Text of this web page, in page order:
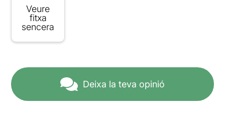
Veure
fitxa
sencera
Deixa la teva opinió